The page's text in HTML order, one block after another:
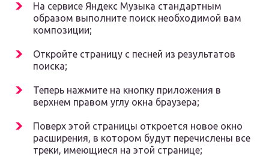
На сервисе Яндекс Музыка стандартным
образом выполните поиск необходимой вам
композиции;
Откройте страницу с песней из результатов
поиска;
Теперь нажмите на кнопку приложения в
верхнем правом углу окна браузера;
Поверх этой страницы откроется новое окно
расширения, в котором будут перечислены все
треки, имеющиеся на этой странице;